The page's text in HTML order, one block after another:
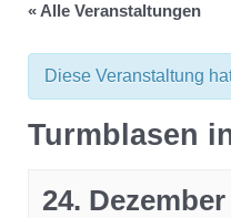
« Alle Veranstaltungen
Diese Veranstaltung
Turmblasen
24.